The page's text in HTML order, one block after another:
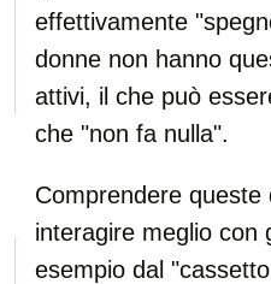
effettivamente
donne non hanno
attivi, il che può
che "non fa nulla".
Comprendere
interagire meglio con
esempio dal